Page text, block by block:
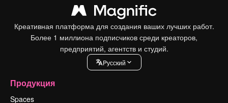
Креативная платформа для создания ваших лучших работ.
Более 1 миллиона подписчиков среди креаторов,
предприятий, агентств и студий.
Pусский
Продукция
Spaces